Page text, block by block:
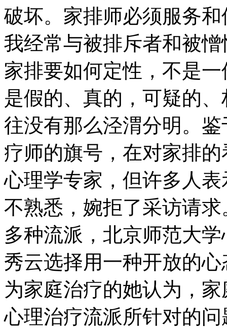
破坏。家排师必须服务
我经常与被排斥者和被
家排要如何定性，不是
是假的、真的，可疑的
往没有那么泾渭分明。
疗师的旗号，在对家排
心理学专家，但许多人
不熟悉，婉拒了采访请
多种流派，北京师范大
秀云选择用一种开放的
为家庭治疗的她认为，
心理治疗流派所针对的